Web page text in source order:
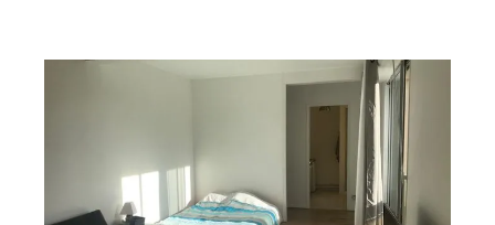
Appartement F1 à louer
460 €